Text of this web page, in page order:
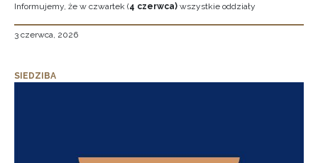
Informujemy, że w czwartek (4 czerwca) wszystkie oddziały
3 czerwca, 2026
SIEDZIBA